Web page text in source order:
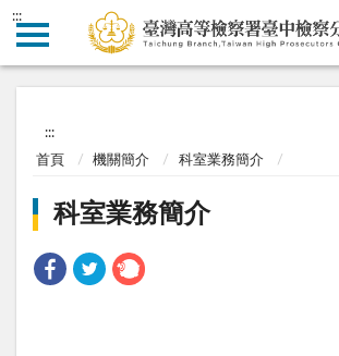
:::
:::
首頁 機關簡介 科室業務簡介
科室業務簡介